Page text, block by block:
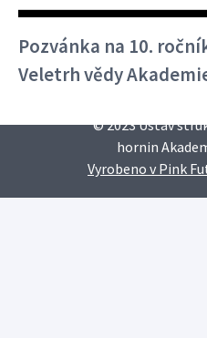
Pozvánka na 10.
Veletrh vědy
Důležité odkazy
www.avcr.cz
© 2023 Ústav
hornin
Vyrobeno v Pink